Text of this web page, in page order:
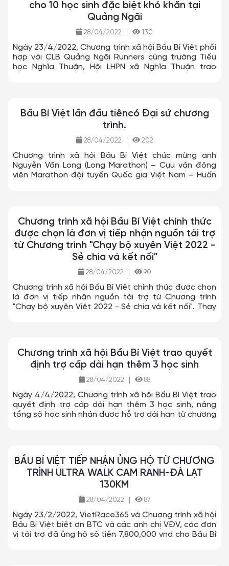
cho 10 học sinh đặc biệt khó khăn tại
Quảng Ngãi
28/04/2022 130
Ngày 23/4/2022, Chương trình xã hội Bầu Bí Việt phối
hợp với CLB Quảng Ngãi Runners cùng trường Tiểu
học Nghĩa Thuận, Hội LHPN xã Nghĩa Thuận trao
Bầu Bí Việt lần đầu tiêncó Đại sứ chương
trình.
28/04/2022 202
Chương trình xã hội Bầu Bí Việt chúc mừng anh
Nguyễn Văn Long (Long Marathon) – Cựu vận động
viên Marathon đội tuyển Quốc gia Việt Nam – Huấn
Chương trình xã hội Bầu Bí Việt chính thức
được chọn là đơn vị tiếp nhận nguồn tài trợ
từ Chương trình "Chạy bộ xuyên Việt 2022 -
Sẻ chia và kết nối"
28/04/2022 90
Chương trình xã hội Bầu Bí Việt chính thức được chọn
là đơn vị tiếp nhận nguồn tài trợ từ Chương trình
"Chạy bộ xuyên Việt 2022 - Sẻ chia và kết nối". Thay
gửi lòng biết ơn và cảm kích đến anh Nguyễn Văn
Long - Người đã thực hiện hành trình chạy bộ xuyên
Việt 2022 với mục đích cao đẹp kết nối những người
yêu chạy bộ khắp mọi miền Tổ Quốc và đem lại
những giá trị tốt đẹp, đầy ý nghĩa cho các em học
sinh có hoàn cảnh đặc biệt khó khăn và cộng đồng.
Chương trình xã hội Bầu Bí Việt trao quyết
định trợ cấp dài hạn thêm 3 học sinh
28/04/2022 88
Ngày 4/4/2022, Chương trình xã hội Bầu Bí Việt trao
quyết định trợ cấp dài hạn thêm 3 học sinh, nâng
tổng số học sinh nhận được hỗ trợ dài hạn từ chương
BẦU BÍ VIỆT TIẾP NHẬN ỦNG HỘ TỪ CHƯƠNG
TRÌNH ULTRA WALK CAM RANH-ĐÀ LẠT
130KM
28/04/2022 87
Ngày 23/2/2022, VietRace365 và Chương trình xã hội
Bầu Bí Việt biết ơn BTC và các anh chị VĐV, các đơn
vị tài trợ đã ủng hộ số tiền 7,800,000 vnd cho Bầu Bí